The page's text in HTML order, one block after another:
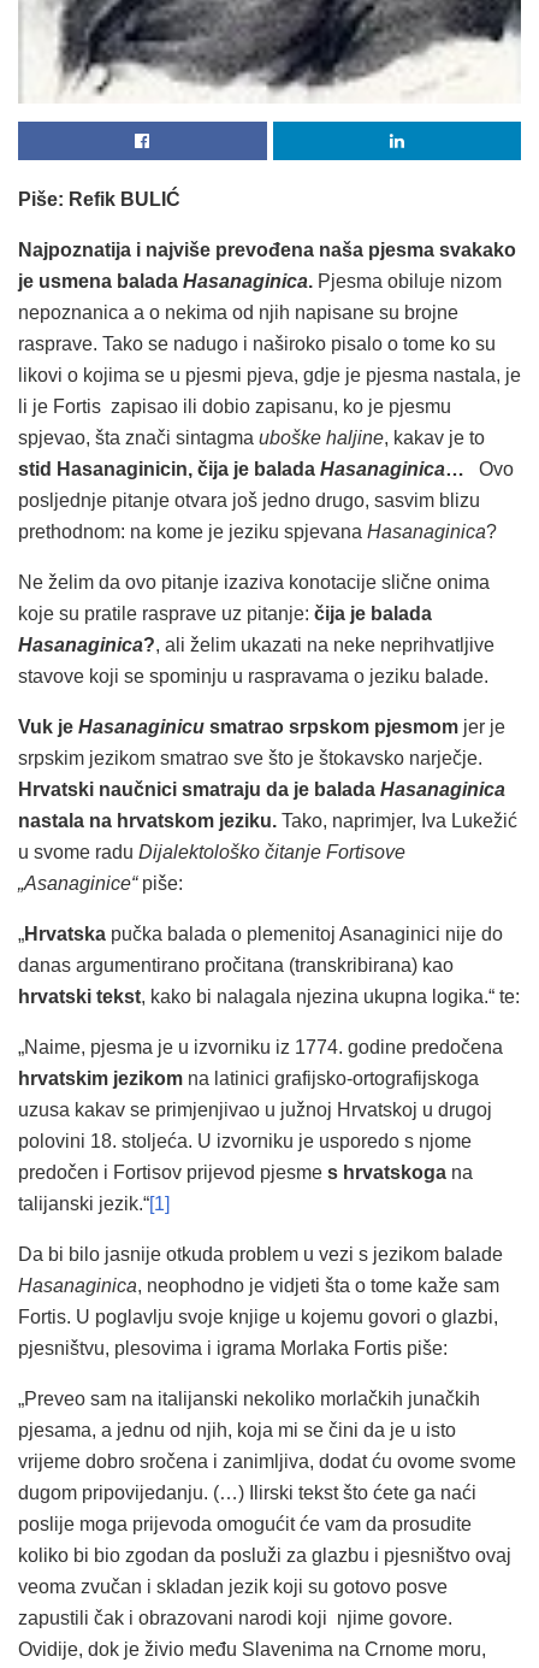
Piše: Refik BULIĆ
Najpoznatija i najviše prevođena naša pjesma svakako
je usmena balada Hasanaginica. Pjesma obiluje nizom
nepoznanica a o nekima od njih napisane su brojne
rasprave. Tako se nadugo i naširoko pisalo o tome ko su
likovi o kojima se u pjesmi pjeva, gdje je pjesma nastala, je
li je Fortis zapisao ili dobio zapisanu, ko je pjesmu
spjevao, šta znači sintagma uboške haljine, kakav je to
stid Hasanaginicin, čija je balada Hasanaginica… Ovo
posljednje pitanje otvara još jedno drugo, sasvim blizu
prethodnom: na kome je jeziku spjevana Hasanaginica?
Ne želim da ovo pitanje izaziva konotacije slične onima
koje su pratile rasprave uz pitanje: čija je balada
Hasanaginica?, ali želim ukazati na neke neprihvatljive
stavove koji se spominju u raspravama o jeziku balade.
Vuk je Hasanaginicu smatrao srpskom pjesmom jer je
srpskim jezikom smatrao sve što je štokavsko narječje.
Hrvatski naučnici smatraju da je balada Hasanaginica
nastala na hrvatskom jeziku. Tako, naprimjer, Iva Lukežić
u svome radu Dijalektološko čitanje Fortisove
„Asanaginice“piše:
„Hrvatska pučka balada o plemenitoj Asanaginici nije do
danas argumentirano pročitana (transkribirana) kao
hrvatski tekst, kako bi nalagala njezina ukupna logika.“ te:
„Naime, pjesma je u izvorniku iz 1774. godine predočena
hrvatskim jezikom na latinici grafijsko-ortografijskoga
uzusa kakav se primjenjivao u južnoj Hrvatskoj u drugoj
polovini 18. stoljeća. U izvorniku je usporedo s njome
predočen i Fortisov prijevod pjesme s hrvatskoga na
talijanski jezik.“[1]
Da bi bilo jasnije otkuda problem u vezi s jezikom balade
Hasanaginica, neophodno je vidjeti šta o tome kaže sam
Fortis. U poglavlju svoje knjige u kojemu govori o glazbi,
pjesništvu, plesovima i igrama Morlaka Fortis piše:
„Preveo sam na italijanski nekoliko morlačkih junačkih
pjesama, a jednu od njih, koja mi se čini da je u isto
vrijeme dobro sročena i zanimljiva, dodat ću ovome svome
dugom pripovijedanju. (…) Ilirski tekst što ćete ga naći
poslije moga prijevoda omogućit će vam da prosudite
koliko bi bio zgodan da posluži za glazbu i pjesništvo ovaj
veoma zvučan i skladan jezik koji su gotovo posve
zapustili čak i obrazovani narodi koji njime govore.
Ovidije, dok je živio među Slavenima na Crnome moru,